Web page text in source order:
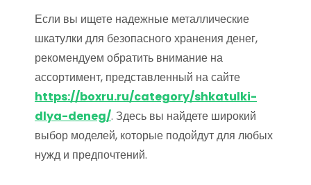
Если вы ищете надежные металлические
шкатулки для безопасного хранения денег,
рекомендуем обратить внимание на
ассортимент, представленный на сайте
https://boxru.ru/category/shkatulki-
dlya-deneg/. Здесь вы найдете широкий
выбор моделей, которые подойдут для любых
нужд и предпочтений.